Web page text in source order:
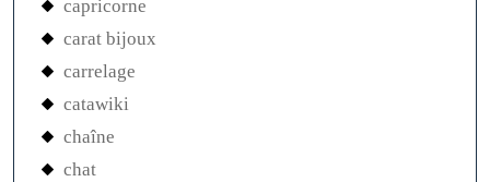
capricorne
carat bijoux
carrelage
catawiki
chaîne
chat